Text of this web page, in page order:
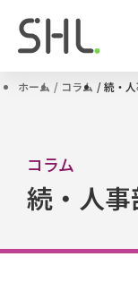
ホーム コラム 続・
コラム
続・人